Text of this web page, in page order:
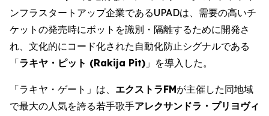
ンフラスタートアップ企業であるUPADは、需要の高いチ
ケットの発売時にボットを識別・隔離するために開発さ
れ、文化的にコード化された自動化防止シグナルである
「ラキヤ・ピット (Rakija Pit) 」を導入した。
「ラキヤ・ゲート」は、 エクストラFMが主催した同地域
で最大の人気を誇る若手歌手アレクサンドラ・プリヨヴィ